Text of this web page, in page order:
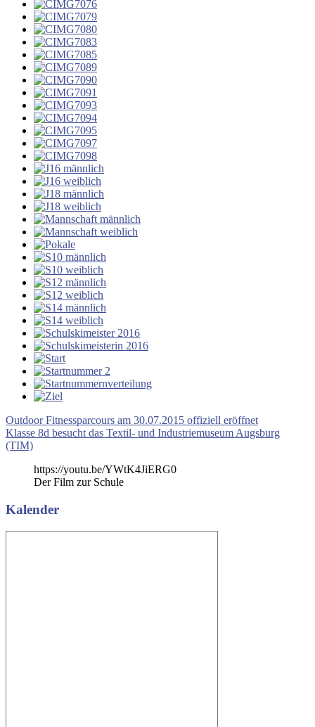
Beitragsnavigation
Vorheriger
Beitrag:
Outdoor Fitnessparcours am 30.07.2015 offiziell eröffnet
Nächster
Beitrag:
Klasse 8d besucht das Textil- und Industriemuseum Augsburg
(TIM)
https://youtu.be/YWtK4JiERG0
Der Film zur Schule
Kalender